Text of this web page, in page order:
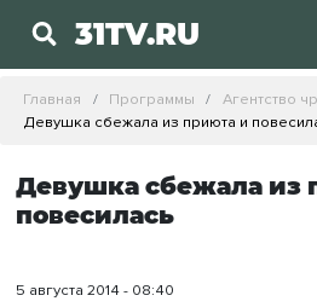
31TV.RU
Главная Программы
Агентство
Девушка сбежала из приюта и
Девушка сбежала из
повесилась
5 августа 2014 - 08:40